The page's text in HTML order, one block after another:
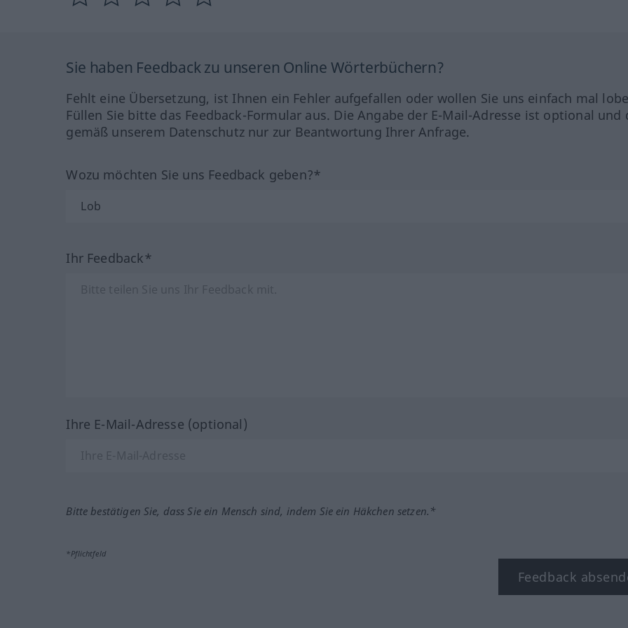
Sie haben Feedback zu unseren Online Wörterbüchern?
Fehlt eine Übersetzung, ist Ihnen ein Fehler aufgefallen oder wollen Sie uns einfach mal
Füllen Sie bitte das Feedback-Formular aus. Die Angabe der E-Mail-Adresse ist optional und
gemäß unserem Datenschutz nur zur Beantwortung Ihrer Anfrage.
Wozu möchten Sie uns Feedback geben?*
Ihr Feedback*
Ihre E-Mail-Adresse (optional)
Bitte bestätigen Sie, dass Sie ein Mensch sind, indem Sie ein Häkchen setzen.*
*Pflichtfeld
Feedback